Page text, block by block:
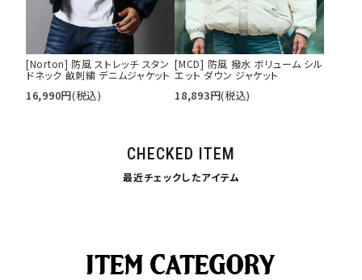
[Norton] 防風 ストレッチ スタン
ドネック 畝刺繍 デニムジャケット
16,990円(税込)
[MCD] 防風 撥水 ボリューム シル
エット ダウン ジャケット
18,893円(税込)
CHECKED ITEM
最近チェックしたアイテム